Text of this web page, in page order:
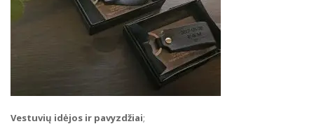
Vestuvių idėjos ir pavyzdžiai;